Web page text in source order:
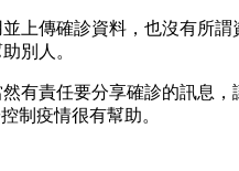
上傳確診資料，也沒有所
別人。
有責任要分享確診的訊息
制疫情很有幫助。